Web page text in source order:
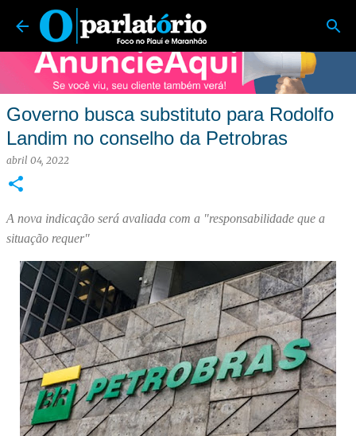
Pular para o conteúdo principal
O Parlatório | Foco no Piauí e Maranhão
Governo busca substituto para Rodolfo
Landim no conselho da Petrobras
abril 04, 2022
A nova indicação será avaliada com a "responsabilidade que a
situação requer"